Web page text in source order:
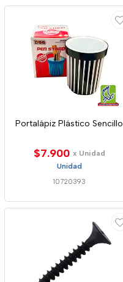
Portalápiz Plástico Sencillo
$7.900 x Unidad
Unidad
10720393